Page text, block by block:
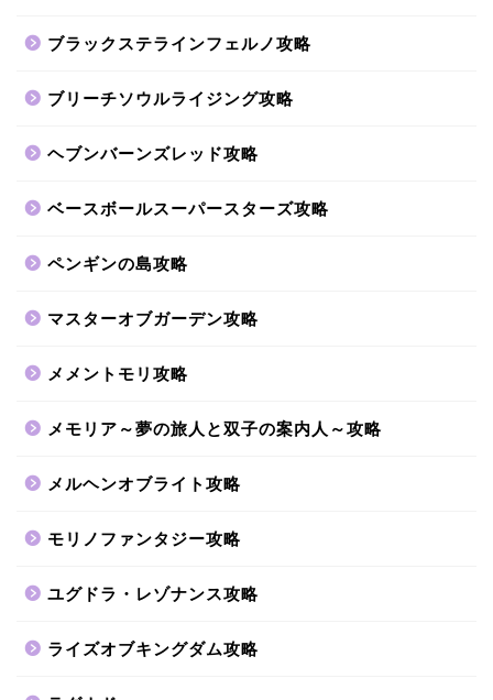
ブラックステラインフェルノ攻略
ブリーチソウルライジング攻略
ヘブンバーンズレッド攻略
ベースボールスーパースターズ攻略
ペンギンの島攻略
マスターオブガーデン攻略
メメントモリ攻略
メモリア～夢の旅人と双子の案内人～攻略
メルヘンオブライト攻略
モリノファンタジー攻略
ユグドラ・レゾナンス攻略
ライズオブキングダム攻略